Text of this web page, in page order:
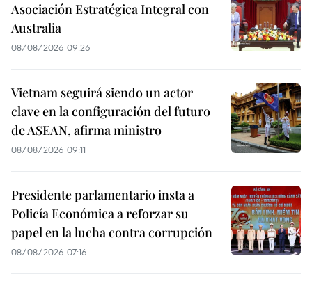
Asociación Estratégica Integral con
Australia
08/08/2026 09:26
Vietnam seguirá siendo un actor
clave en la configuración del futuro
de ASEAN, afirma ministro
08/08/2026 09:11
Presidente parlamentario insta a
Policía Económica a reforzar su
papel en la lucha contra corrupción
08/08/2026 07:16